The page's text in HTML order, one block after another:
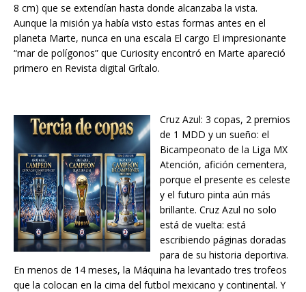
8 cm) que se extendían hasta donde alcanzaba la vista.
Aunque la misión ya había visto estas formas antes en el
planeta Marte, nunca en una escala El cargo El impresionante
“mar de polígonos” que Curiosity encontró en Marte apareció
primero en Revista digital Grítalo.
Cruz Azul: 3 copas, 2 premios
de 1 MDD y un sueño: el
Bicampeonato de la Liga MX
Atención, afición cementera,
porque el presente es celeste
y el futuro pinta aún más
brillante. Cruz Azul no solo
está de vuelta: está
escribiendo páginas doradas
para de su historia deportiva.
En menos de 14 meses, la Máquina ha levantado tres trofeos
que la colocan en la cima del futbol mexicano y continental. Y